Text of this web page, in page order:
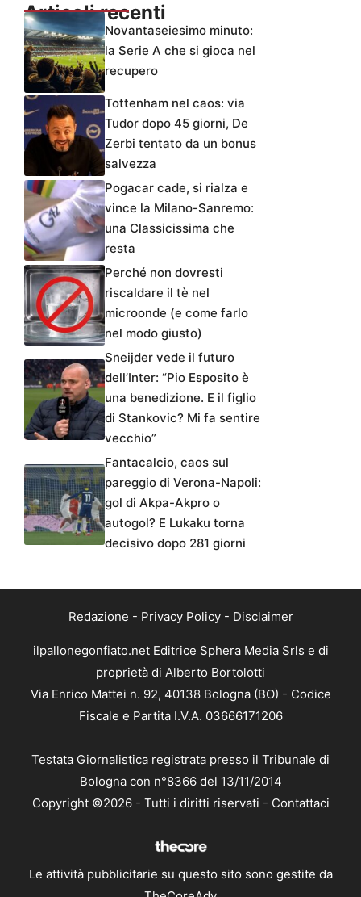
Articoli recenti
Novantaseiesimo minuto:
la Serie A che si gioca nel
recupero
Tottenham nel caos: via
Tudor dopo 45 giorni, De
Zerbi tentato da un bonus
salvezza
Pogacar cade, si rialza e
vince la Milano-Sanremo:
una Classicissima che
resta
Perché non dovresti
riscaldare il tè nel
microonde (e come farlo
nel modo giusto)
Sneijder vede il futuro
dell’Inter: “Pio Esposito è
una benedizione. E il figlio
di Stankovic? Mi fa sentire
vecchio”
Fantacalcio, caos sul
pareggio di Verona-Napoli:
gol di Akpa-Akpro o
autogol? E Lukaku torna
decisivo dopo 281 giorni
Redazione - Privacy Policy- Disclaimer
ilpallonegonfiato.net Editrice Sphera Media Srls e di
proprietà di Alberto Bortolotti
Via Enrico Mattei n. 92, 40138 Bologna (BO) - Codice
Fiscale e Partita I.V.A. 03666171206
Testata Giornalistica registrata presso il Tribunale di
Bologna con n°8366 del 13/11/2014
Copyright ©2026 - Tutti i diritti riservati - Contattaci
Le attività pubblicitarie su questo sito sono gestite da